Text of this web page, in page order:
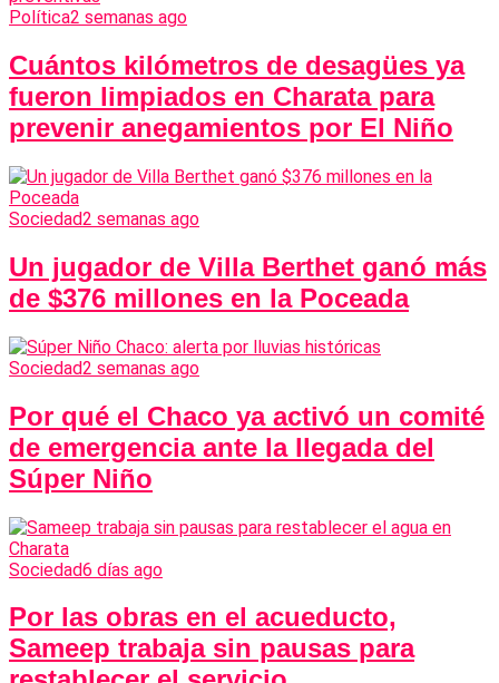
Política2 semanas ago
Cuántos kilómetros de desagües ya
fueron limpiados en Charata para
prevenir anegamientos por El Niño
Sociedad2 semanas ago
Un jugador de Villa Berthet ganó más
de $376 millones en la Poceada
Sociedad2 semanas ago
Por qué el Chaco ya activó un comité
de emergencia ante la llegada del
Súper Niño
Sociedad6 días ago
Por las obras en el acueducto,
Sameep trabaja sin pausas para